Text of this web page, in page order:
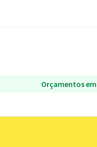
Orçamentos